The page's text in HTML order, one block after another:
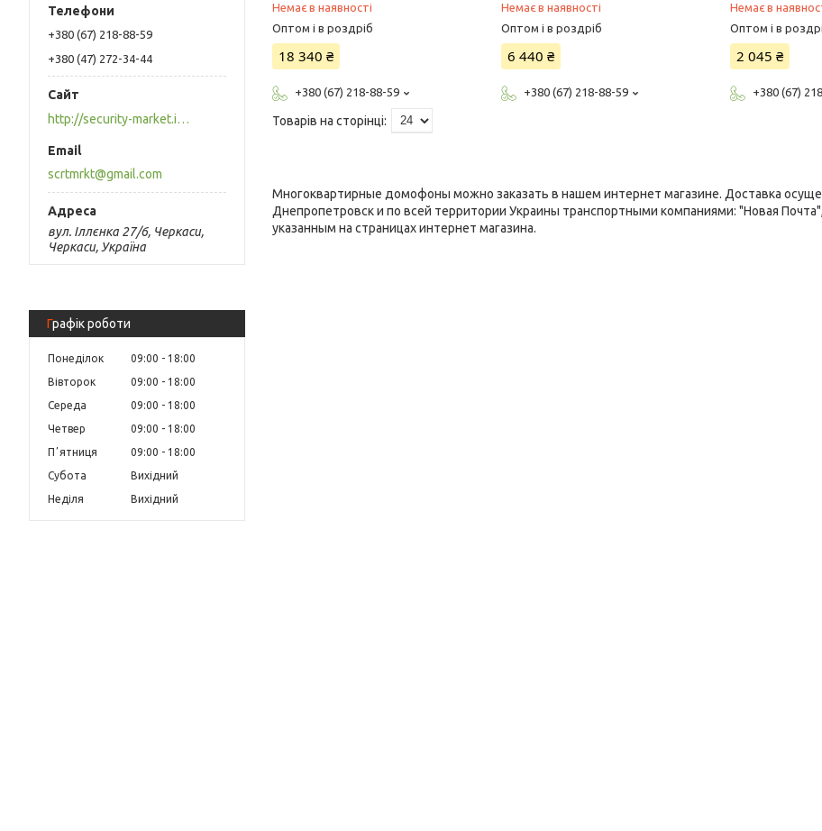
+380 (67) 218-88-59
+380 (47) 272-34-44
http://security-market.in.ua
scrtmrkt@gmail.com
вул. Іллєнка 27/6, Черкаси,
Черкаси, Україна
Графік роботи
Понеділок 09:00
18:00
Вівторок
09:00
18:00
Середа
09:00
18:00
Четвер
09:00
18:00
Пʼятниця
09:00
18:00
Субота
Вихідний
Неділя
Вихідний
Немає в наявності
Оптом і в роздріб
18 340 ₴
+380 (67) 218-88-59
Немає в наявності
Оптом і в роздріб
6 440 ₴
+380 (67) 218-88-59
Немає в
Оптом і в
2 045 ₴
+380 (67)
Многоквартирные домофоны можно заказать в нашем интернет магазине. Доставка
Днепропетровск и по всей территории Украины транспортными компаниями: "Новая
указанным на страницах интернет магазина.